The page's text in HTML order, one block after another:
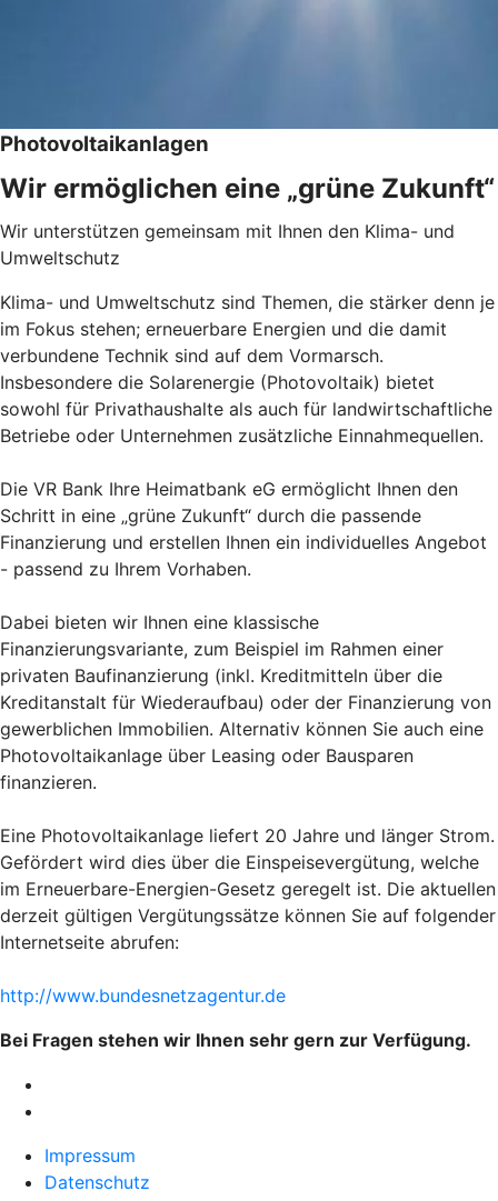
Photovoltaikanlagen
Wir ermöglichen eine „grüne Zukunft“
Wir unterstützen gemeinsam mit Ihnen den Klima- und
Umweltschutz
Klima- und Umweltschutz sind Themen, die stärker denn je
im Fokus stehen; erneuerbare Energien und die damit
verbundene Technik sind auf dem Vormarsch.
Insbesondere die Solarenergie (Photovoltaik) bietet
sowohl für Privathaushalte als auch für landwirtschaftliche
Betriebe oder Unternehmen zusätzliche Einnahmequellen.
Die VR Bank Ihre Heimatbank eG ermöglicht Ihnen den
Schritt in eine „grüne Zukunft“ durch die passende
Finanzierung und erstellen Ihnen ein individuelles Angebot
- passend zu Ihrem Vorhaben.
Dabei bieten wir Ihnen eine klassische
Finanzierungsvariante, zum Beispiel im Rahmen einer
privaten Baufinanzierung (inkl. Kreditmitteln über die
Kreditanstalt für Wiederaufbau) oder der Finanzierung von
gewerblichen Immobilien. Alternativ können Sie auch eine
Photovoltaikanlage über Leasing oder Bausparen
finanzieren.
Eine Photovoltaikanlage liefert 20 Jahre und länger Strom.
Gefördert wird dies über die Einspeisevergütung, welche
im Erneuerbare-Energien-Gesetz geregelt ist. Die aktuellen
derzeit gültigen Vergütungssätze können Sie auf folgender
Internetseite abrufen:
http://www.bundesnetzagentur.de
Bei Fragen stehen wir Ihnen sehr gern zur Verfügung.
Impressum
Datenschutz